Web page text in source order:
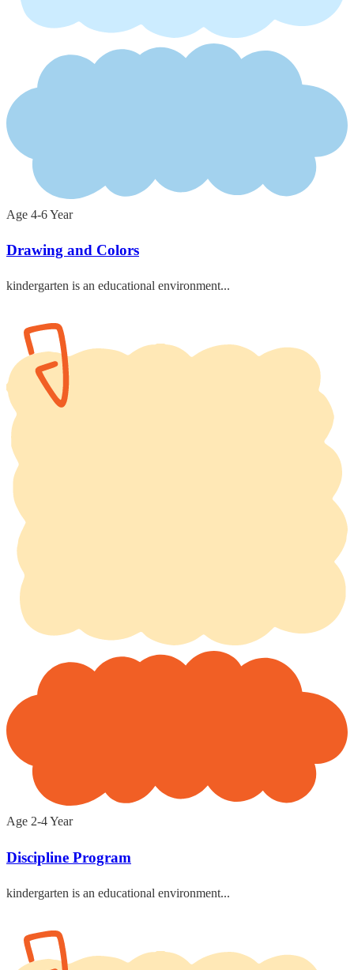
Age 4-6 Year
Drawing and Colors
kindergarten is an educational environment...
Age 2-4 Year
Discipline Program
kindergarten is an educational environment...